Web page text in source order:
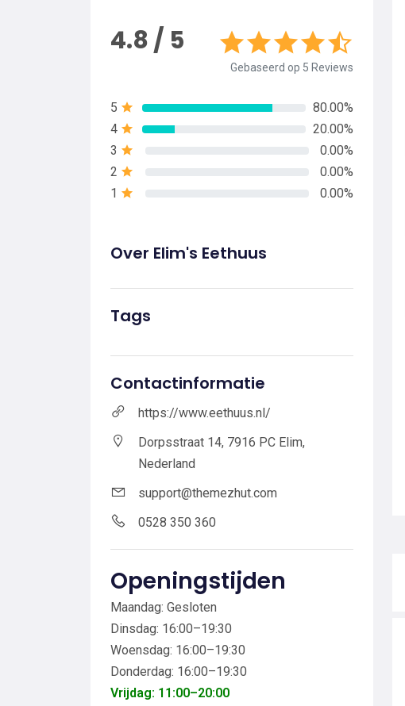
4.8 / 5
Gebaseerd op 5 Reviews
5
80.00%
4
20.00%
3
0.00%
2
0.00%
1
0.00%
Over Elim's Eethuus
Tags
Contactinformatie
https://www.eethuus.nl/
Dorpsstraat 14, 7916 PC Elim,
Nederland
support@themezhut.com
0528 350 360
Openingstijden
Maandag: Gesloten
Dinsdag: 16:00–19:30
Woensdag: 16:00–19:30
Donderdag: 16:00–19:30
Vrijdag: 11:00–20:00